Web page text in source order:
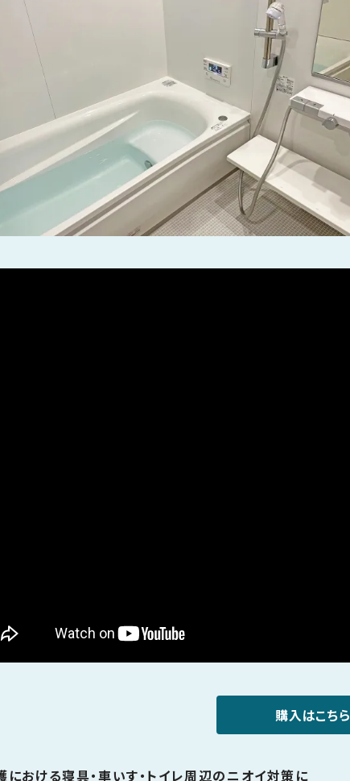
購入はこちら
における寝具・車いす・トイレ周辺のニオイ対策に